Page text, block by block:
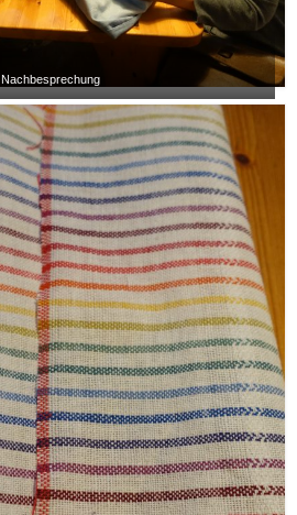
Nachbesprechung